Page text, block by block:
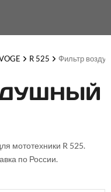
R 525 Фильтр
мототехники R 525.
по России.